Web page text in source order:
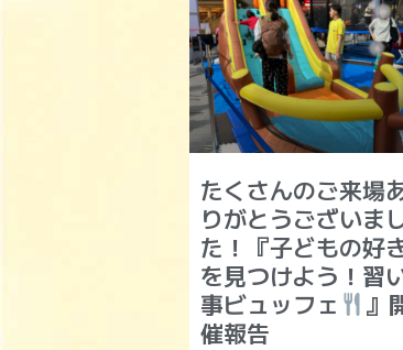
たくさんのご来場
りがとうございま
た！『子どもの好
を見つけよう！習
事ビュッフェ
』
催報告